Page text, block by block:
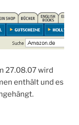
27.08.07 wird
enthält und es